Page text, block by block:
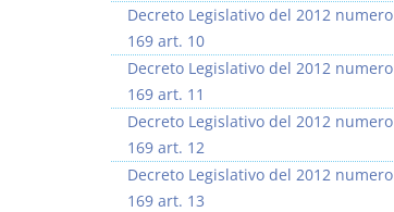
Decreto Legislativo del 2012 numero
169 art. 10
Decreto Legislativo del 2012 numero
169 art. 11
Decreto Legislativo del 2012 numero
169 art. 12
Decreto Legislativo del 2012 numero
169 art. 13